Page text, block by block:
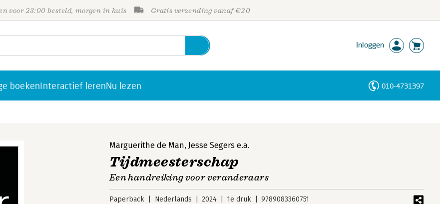
voor 23:00 besteld, morgen in huis Gratis verzending vanaf €20
Inloggen
boekenInteractief lerenNu lezen 010-4731397
Marguerithe de Man, Jesse Segers e.a.
Tijdmeesterschap
Een handreiking voor veranderaars
Paperback Nederlands 2024 1e druk 9789083360751
Personen